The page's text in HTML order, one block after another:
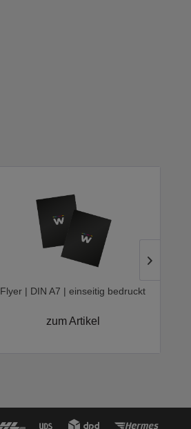
Flyer | DIN A7 | einseitig bedruckt
zum Artikel